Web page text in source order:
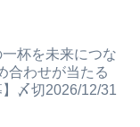
杯を未来につな
合わせが当たる
】〆切2026/12/31